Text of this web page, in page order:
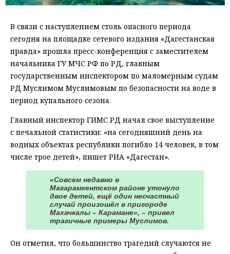
В связи с наступлением столь опасного периода
сегодня на площадке сетевого издания «Дагестанская
правда» прошла пресс-конференция с заместителем
начальника ГУ МЧС РФ по РД, главным
государственным инспектором по маломерным судам
РД Муслимом Муслимовым по безопасности на воде в
период купального сезона.
Главный инспектор ГИМС РД начал свое выступление
с печальной статистики: «на сегодняшний день на
водных объектах республики погибло 14 человек, в том
числе трое детей», пишет РИА «Дагестан».
«Совсем недавно в
Магарамкентском районе утонуло
двое детей, ещё один несчастный
случай произошёл в пригороде
Махачкалы – Карамане», – привел
трагичные примеры Муслимов.
Он отметил, что большинство трагедий случаются не